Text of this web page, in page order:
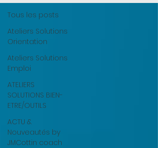
Tous les posts
Ateliers Solutions
Orientation
Ateliers Solutions
Emploi
ATELIERS
SOLUTIONS BIEN-
ETRE/OUTILS
ACTU &
Nouveautés by
JMCottin coach